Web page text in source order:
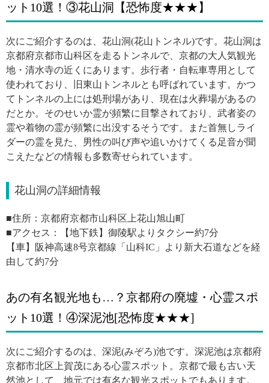
ット10選！③花山洞【恐怖度★★★】
次にご紹介するのは、花山洞(花山トンネル)です。花山洞は
京都府京都市山科区を走るトンネルで、京都の大人気観光
地・清水寺の近くにあります。歩行者・自転車専用として
使われており、旧東山トンネルとも呼ばれています。かつ
てトンネルの上には処刑場があり、現在は火葬場があるの
だとか。そのせいか霊が頻繁に目撃されており、武者姿の
霊や着物の霊が頻繁に出没するそうです。また首無しライ
ダーの霊を見た、男性の叫び声や追いかけてくる足音が聞
こえたなどの情報も多数寄せられています。
花山洞の詳細情報
■住所：京都府京都市山科区上花山旭山町
■アクセス：【地下鉄】御陵駅よりタクシー約7分
【車】阪神高速8号京都線「山科IC」より新大石道などを経
由して約7分
あの有名観光地も…？京都府の廃墟・心霊スポ
ット10選！④深泥池[恐怖度★★★]
次にご紹介するのは、深泥(みぞろ)池です。深泥池は京都府
京都市北区上賀茂にある心霊スポット。京都で最も古い天
然池として、地元では有名な観光スポットでもあります。